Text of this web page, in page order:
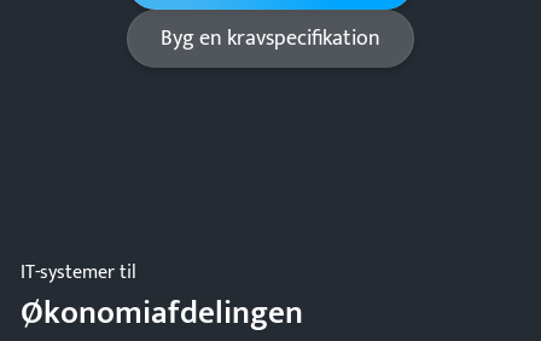
Byg en kravspecifikation
IT-systemer til
Økonomiafdelingen